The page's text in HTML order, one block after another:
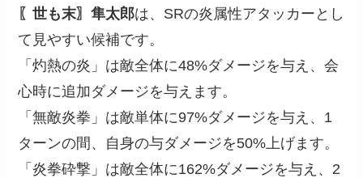
〖世も末〗隼太郎は、SRの炎属性アタッカーとし
て見やすい候補です。
「灼熱の炎」は敵全体に48%ダメージを与え、会
心時に追加ダメージを与えます。
「無敵炎拳」は敵単体に97%ダメージを与え、1
ターンの間、自身の与ダメージを50%上げます。
「炎拳砕撃」は敵全体に162%ダメージを与え、2